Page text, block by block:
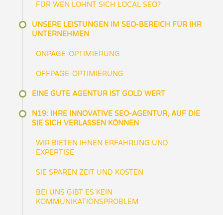
FÜR WEN LOHNT SICH LOCAL SEO?
UNSERE LEISTUNGEN IM SEO-BEREICH FÜR IHR
UNTERNEHMEN
ONPAGE-OPTIMIERUNG
OFFPAGE-OPTIMIERUNG
EINE GUTE AGENTUR IST GOLD WERT
N19: IHRE INNOVATIVE SEO-AGENTUR, AUF DIE
SIE SICH VERLASSEN KÖNNEN
WIR BIETEN IHNEN ERFAHRUNG UND
EXPERTISE
SIE SPAREN ZEIT UND KOSTEN
BEI UNS GIBT ES KEIN
KOMMUNIKATIONSPROBLEM